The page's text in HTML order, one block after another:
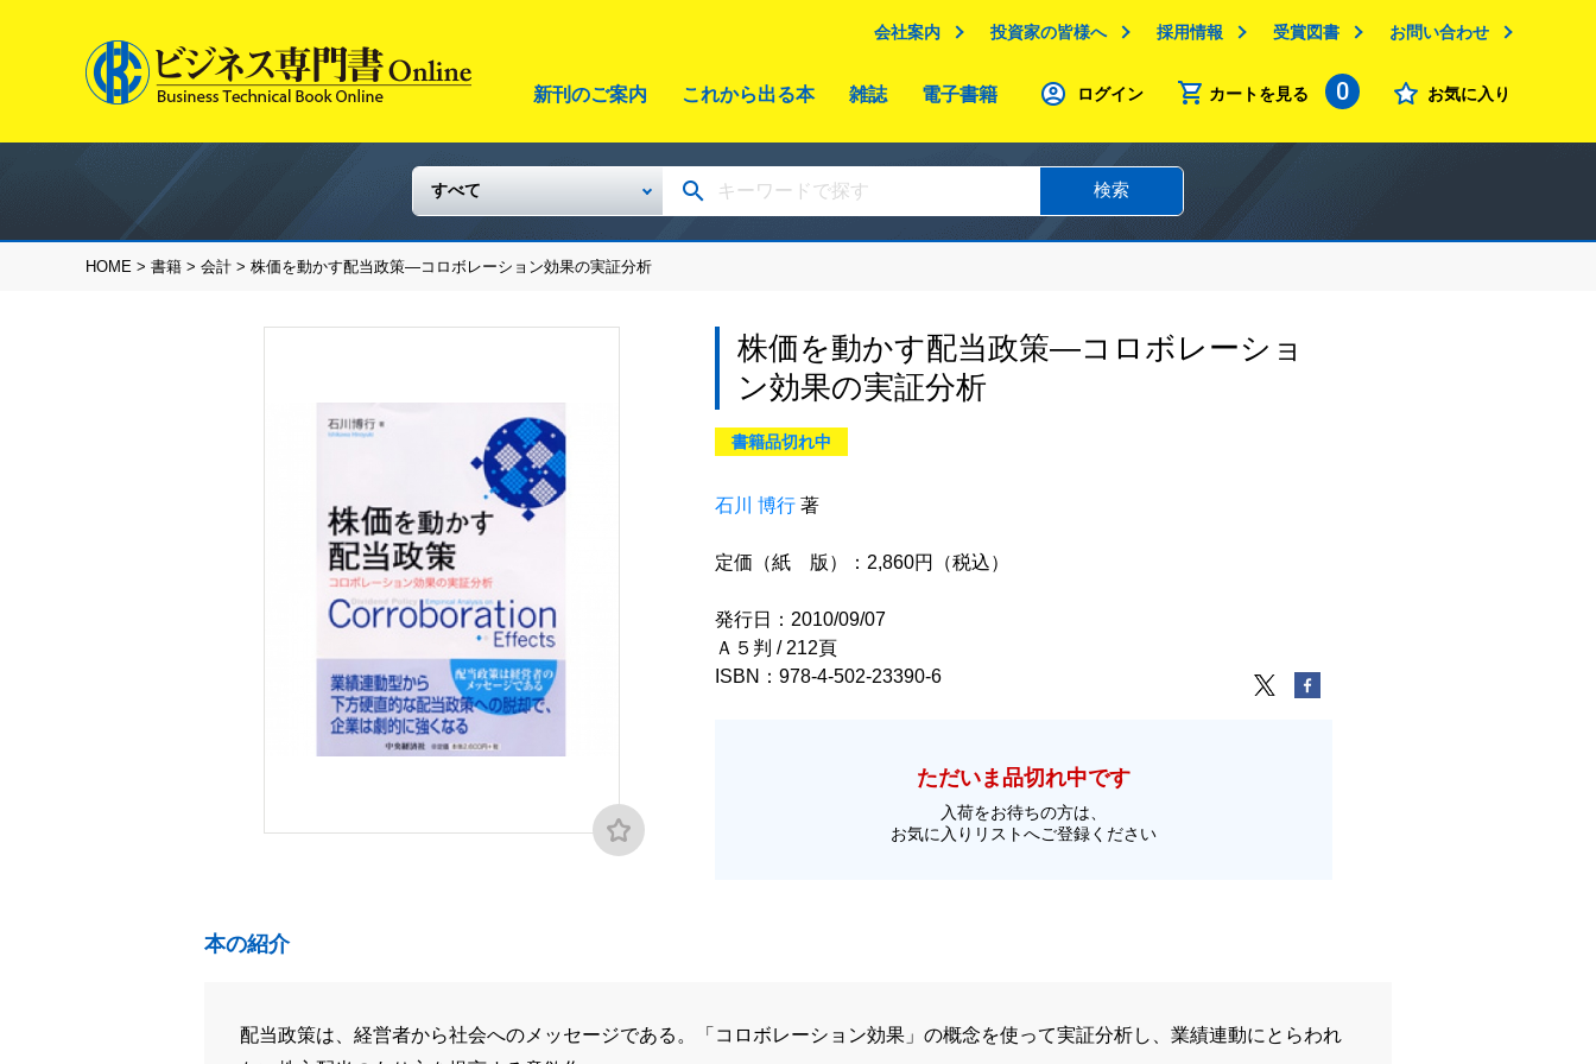
会社案内 投資家の皆様へ 採用情報 受賞図書 お問い合わせ
新刊のご案内 これから出る本 雑誌 電子書籍 ログイン カートを見る 0 お気に入り
検索
HOME > 書籍 > 会計 > 株価を動かす配当政策―コロボレーション効果の実証分析
株価を動かす配当政策―コロボレーショ
ン効果の実証分析
書籍品切れ中
石川 博行 著
定価（紙 版）：2,860円（税込）
発行日：2010/09/07
Ａ５判 / 212頁
ISBN：978-4-502-23390-6
ただいま品切れ中です
入荷をお待ちの方は、
お気に入りリストへご登録ください
本の紹介
配当政策は、経営者から社会へのメッセージである。「コロボレーション効果」の概念を使って実証分析し、業績連動にとらわれ